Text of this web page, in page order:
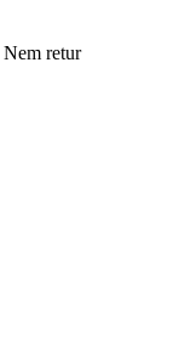
Nem retur